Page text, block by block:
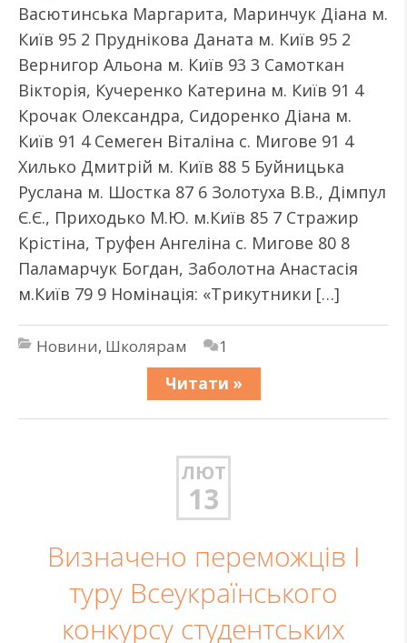
Васютинська Маргарита, Маринчук Діана м.
Київ 95 2 Пруднікова Даната м. Київ 95 2
Вернигор Альона м. Київ 93 3 Самоткан
Вікторія, Кучеренко Катерина м. Київ 91 4
Крочак Олександра, Сидоренко Діана м.
Київ 91 4 Семеген Віталіна с. Мигове 91 4
Хилько Дмитрій м. Київ 88 5 Буйницька
Руслана м. Шостка 87 6 Золотуха В.В., Дімпул
Є.Є., Приходько М.Ю. м.Київ 85 7 Стражир
Крістіна, Труфен Ангеліна с. Мигове 80 8
Паламарчук Богдан, Заболотна Анастасія
м.Київ 79 9 Номінація: «Трикутники […]
Новини, Школярам
1
Читати »
ЛЮТ
13
Визначено переможців І
туру Всеукраїнського
конкурсу студентських